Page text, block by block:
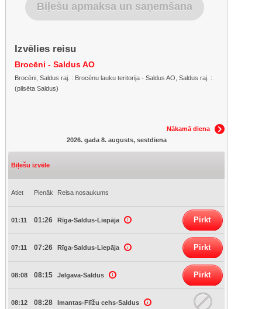
Biļešu apmaksa un saņemšana
Izvēlies reisu
Brocēni - Saldus AO
Brocēni, Saldus raj. : Brocēnu lauku teritorija - Saldus AO, Saldus raj. :
(pilsēta Saldus)
Nākamā diena
2026. gada 8. augusts, sestdiena
Biļešu izvēle
Atiet Pienāk Reisa nosaukums
01:11 01:26 Rīga-Saldus-Liepāja Pirkt
07:11 07:26 Rīga-Saldus-Liepāja Pirkt
08:08 08:15 Jelgava-Saldus Pirkt
08:12 08:28 Imantas-Flīžu cehs-Saldus